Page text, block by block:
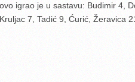
igrao je u sastavu: Budimir 4,
7, Tadić 9, Ćurić, Žeravica